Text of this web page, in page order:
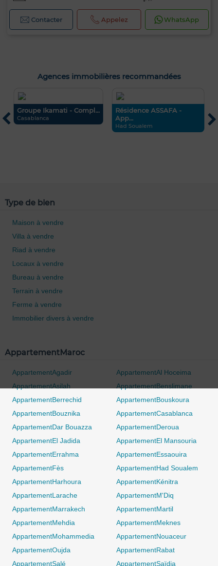
Contacter Appelez WhatsApp
Agences immobilières recommandées
Groupe Ikamati - Compl...
Casablanca
Résidence ASSAFA -
App...
Had Soualem
0 / 500
Type de bien
Maison à vendre
Villa à vendre
Riad à vendre
Locaux à vendre
Bureau à vendre
Terrain à vendre
Ferme à vendre
Immobilier divers à vendre
AppartementMaroc
AppartementAgadir
AppartementAl Hoceima
AppartementAsilah
AppartementBenslimane
AppartementBerrechid
AppartementBouskoura
AppartementBouznika
AppartementCasablanca
AppartementDar Bouazza
AppartementDeroua
AppartementEl Jadida
AppartementEl Mansouria
AppartementErrahma
AppartementEssaouira
AppartementFès
AppartementHad Soualem
AppartementHarhoura
AppartementKénitra
AppartementLarache
AppartementM'Diq
AppartementMarrakech
AppartementMartil
AppartementMehdia
AppartementMeknes
AppartementMohammedia
AppartementNouaceur
AppartementOujda
AppartementRabat
AppartementSalé
AppartementSaïdia